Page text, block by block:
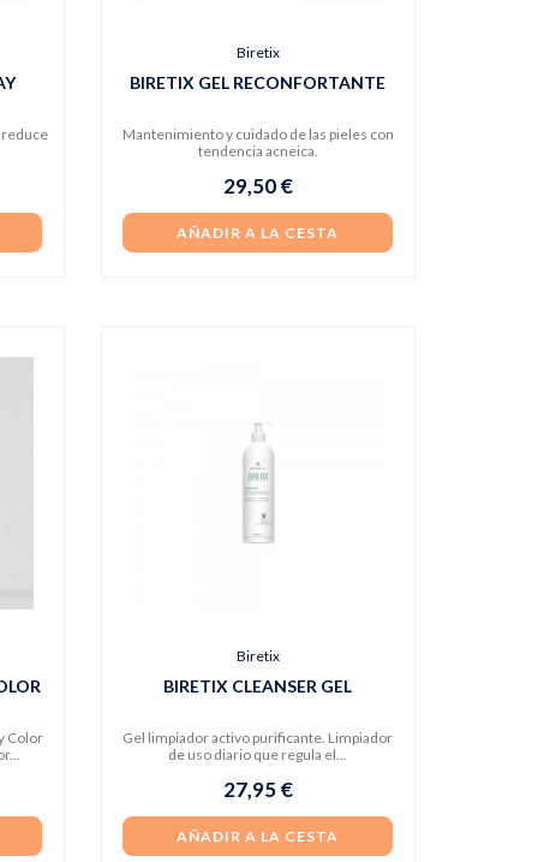
reduce
Biretix
BIRETIX GEL RECONFORTANTE
Mantenimiento y cuidado de las pieles con
tendencia acneica.
29,50 €
AÑADIR A LA CESTA
Color
Biretix
BIRETIX CLEANSER GEL
Gel limpiador activo purificante. Limpiador
de uso diario que regula el...
27,95 €
AÑADIR A LA CESTA